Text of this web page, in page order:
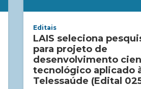
Editais
LAIS seleciona
para projeto de
desenvolvimento
tecnológico aplicado
Telessaúde (Edital